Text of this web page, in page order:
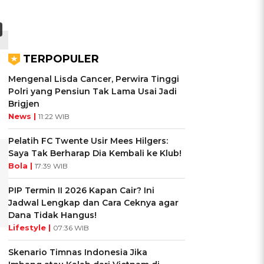
TERPOPULER
Mengenal Lisda Cancer, Perwira Tinggi
Polri yang Pensiun Tak Lama Usai Jadi
Brigjen
News | 11:22 WIB
Pelatih FC Twente Usir Mees Hilgers:
Saya Tak Berharap Dia Kembali ke Klub!
Bola | 17:39 WIB
PIP Termin II 2026 Kapan Cair? Ini
Jadwal Lengkap dan Cara Ceknya agar
Dana Tidak Hangus!
Lifestyle | 07:36 WIB
Skenario Timnas Indonesia Jika